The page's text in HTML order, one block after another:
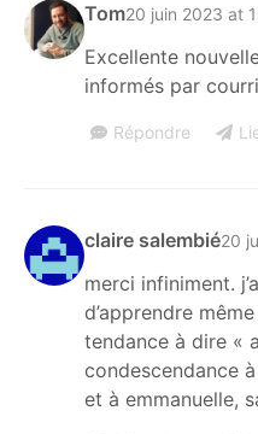
Tom20 juin 2023 at
Excellente
informés par
Répondre
claire salembié20
merci infiniment.
d’apprendre
tendance à dire «
condescendance
et à emmanuelle,